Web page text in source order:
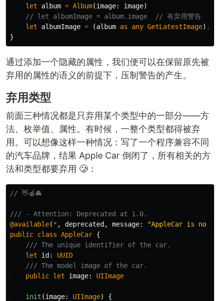
let
album = Album(image: image)
// let albumImage = album.image  // 有弃用警告
let
albumImage = (album as any GetLatestImage) .
}
通过添加一个隐藏的属性，我们便可以在保留原先被
弃用的属性的语义的前提下，压制警告的产生。
弃用类型
前面三种情况都是只弃用某个类型中的一部分——方
法、枚举值、属性。有时候，一整个类型都得被弃
用。可以想像这样一种情况：写了一个程序兼容不同
的汽车品牌，结果 Apple Car 倒闭了，所有相关的方
法和类型都要弃用 🥲：
// 👋🍎🚘
/// - Attention: Deprecated at 1.0.
@available(*, deprecated , message:
"AppleCar is no
public class AppleCar {
/// The unique identifier of the car.
let
id :
UUID
/// The model image of the car.
public let image: UIImage
init (image: UIImage)
{